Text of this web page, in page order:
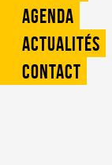
Agenda
Actualités
Contact